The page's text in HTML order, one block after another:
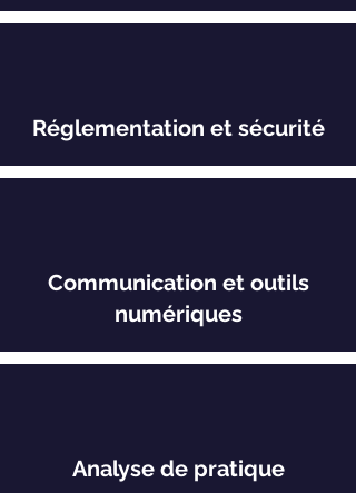
Réglementation et sécurité
Communication et outils
numériques
Analyse de pratique